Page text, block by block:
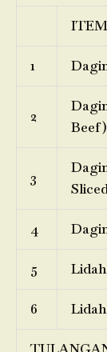
1
2
Beef)
3
4
5
6